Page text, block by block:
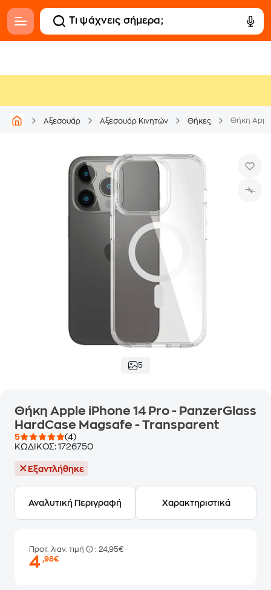
Αξεσουάρ Αξεσουάρ Κινητών Θήκες
5
Θήκη Apple iPhone 14 Pro - PanzerGlass
HardCase Magsafe - Transparent
5
(4)
ΚΩΔΙΚΟΣ: 1726750
Εξαντλήθηκε
Αναλυτική Περιγραφή Χαρακτηριστικά
Προτ. λιαν. τιμή : 24,95€
4,98€